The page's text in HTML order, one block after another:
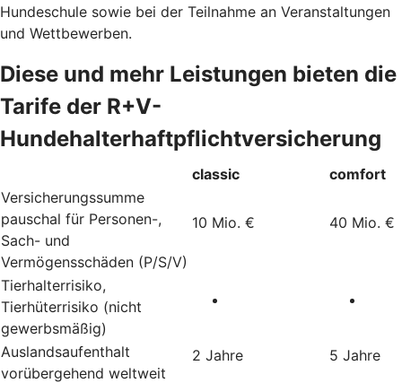
Hundeschule sowie bei der Teilnahme an Veranstaltungen
und Wettbewerben.
Diese und mehr Leistungen bieten die
Tarife der R+V-
Hundehalterhaftpflichtversicherung
classic
comfort
Versicherungssumme
pauschal für Personen-,
Sach- und
Vermögensschäden (P/S/V)
10 Mio. € 40 Mio. €
Tierhalterrisiko,
Tierhüterrisiko (nicht
gewerbsmäßig)
Auslandsaufenthalt
vorübergehend weltweit
2 Jahre 5 Jahre